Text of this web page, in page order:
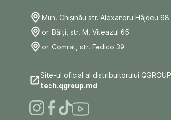
Mun. Chişinău str. Alexandru Hâjdeu 68
or. Bălți, str. M. Viteazul 65
or. Comrat, str. Fedico 39
Site-ul oficial al distribuitorului QGROUP
tech.qgroup.md